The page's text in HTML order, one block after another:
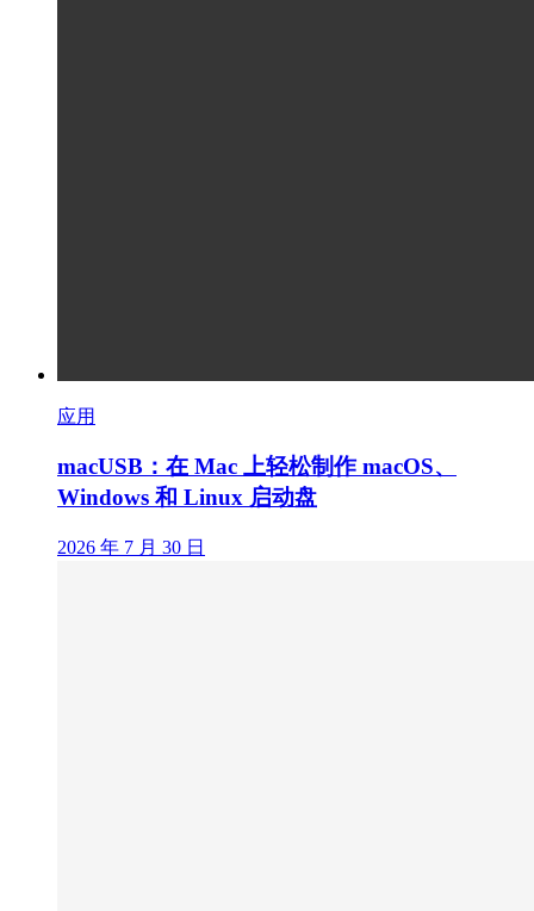
应用
macUSB：在 Mac 上轻松制作 macOS、
Windows 和 Linux 启动盘
2026 年 7 月 30 日